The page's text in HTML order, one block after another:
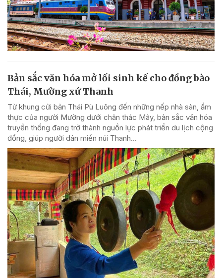
Bản sắc văn hóa mở lối sinh kế cho đồng bào
Thái, Mường xứ Thanh
Từ khung cửi bản Thái Pù Luông đến những nếp nhà sàn, ẩm
thực của người Mường dưới chân thác Mây, bản sắc văn hóa
truyền thống đang trở thành nguồn lực phát triển du lịch cộng
đồng, giúp người dân miền núi Thanh...